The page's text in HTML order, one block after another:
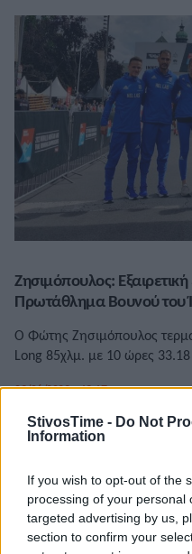
StivosTime - Do Not
Information
If you wish to opt-out of the
processing of your personal
targeted advertising by us,
section to confirm your
Ζησιμόπουλος:
Πρωτάθλημα Βουνού του
Ο Φώτης Ζησιμόπουλος
Long 85χλμ. με 10 ώρες 33.18
09/06/2023 • 19:17